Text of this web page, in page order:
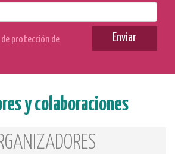
protección de
Enviar
y colaboraciones